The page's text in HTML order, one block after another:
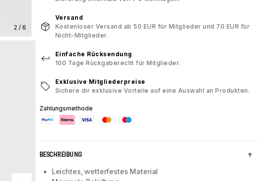
2 / 6
Versand
Kostenloser Versand ab 50 EUR für Mitglieder und 70 EUR für
Nicht-Mitglieder.
Einfache Rücksendung
100 Tage Rückgaberecht für Mitglieder.
Exklusive Mitgliederpreise
Sichere dir exklusive Vorteile auf eine Auswahl an Produkten.
Zahlungsmethode
BESCHREIBUNG
Leichtes, wetterfestes Material